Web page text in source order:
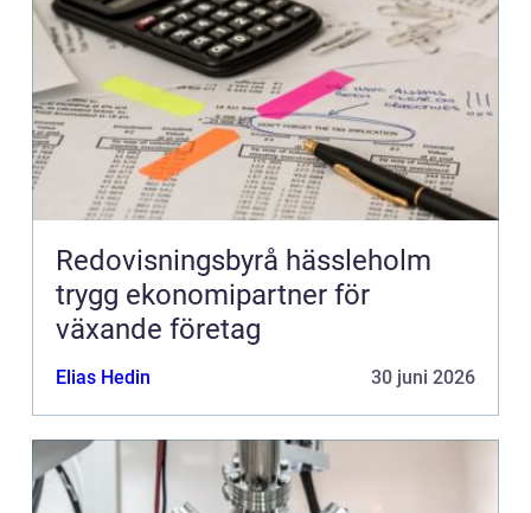
Redovisningsbyrå hässleholm
trygg ekonomipartner för
växande företag
Elias Hedin 30 juni 2026